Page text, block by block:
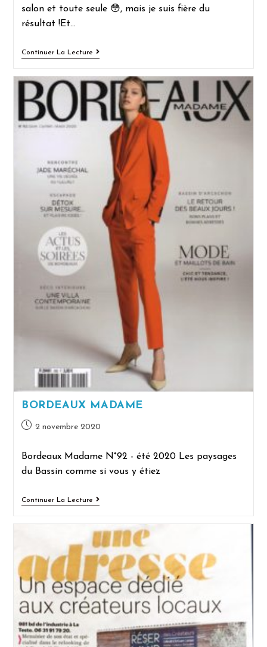
salon et toute seule 😳, mais je suis fière du
résultat !Et…
Continuer La Lecture
BORDEAUX MADAME
2 novembre 2020
Bordeaux Madame N°92 - été 2020 Les paysages
du Bassin comme si vous y étiez
Continuer La Lecture